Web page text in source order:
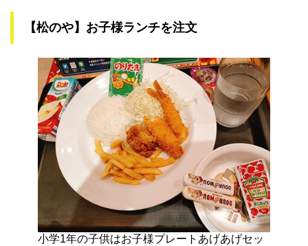
【松のや】お子様ランチを注文
小学1年の子供はお子様プレートあげあげセッ